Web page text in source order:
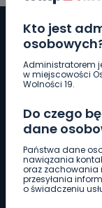
Kto jest
Administratorem
w miejscowości
Wolności 19.
Do czego
dane
Państwa dane
nawiązania
oraz zachowania
przesyłania
o świadczeniu
Pobierz logotyp
LINIA
661 997
REDAKCJA
62 735 22 22